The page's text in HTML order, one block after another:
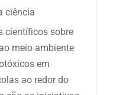
ciência
científicos sobre
meio ambiente
em
ao redor do